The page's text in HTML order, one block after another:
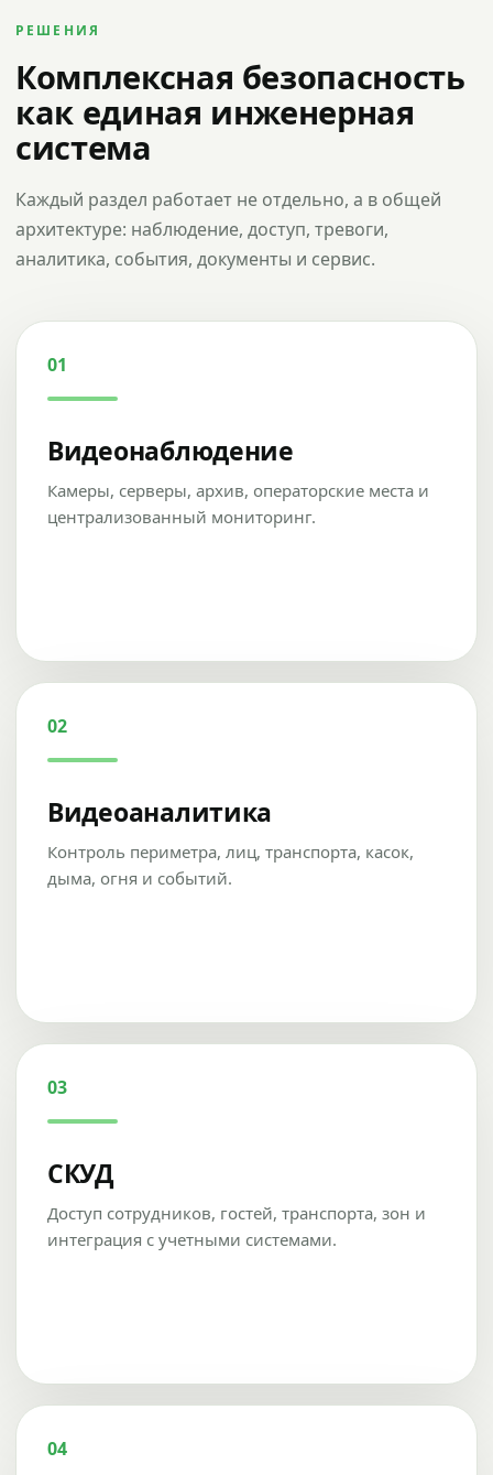
РЕШЕНИЯ
Комплексная безопасность
как единая инженерная
система
Каждый раздел работает не отдельно, а в общей
архитектуре: наблюдение, доступ, тревоги,
аналитика, события, документы и сервис.
01
Видеонаблюдение
Камеры, серверы, архив, операторские места и
централизованный мониторинг.
02
Видеоаналитика
Контроль периметра, лиц, транспорта, касок,
дыма, огня и событий.
03
СКУД
Доступ сотрудников, гостей, транспорта, зон и
интеграция с учетными системами.
04